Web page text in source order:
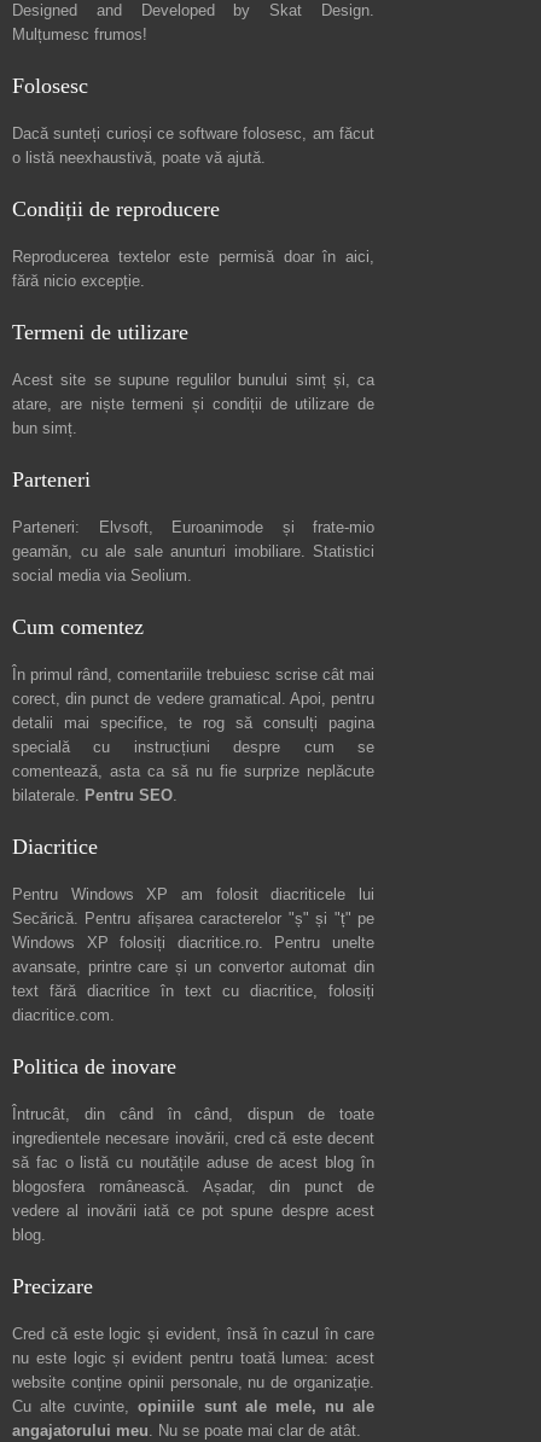
Designed and Developed by Skat Design.
Mulțumesc frumos!
Folosesc
Dacă sunteți curioși ce software folosesc, am făcut
o listă neexhaustivă, poate vă ajută.
Condiții de reproducere
Reproducerea textelor este permisă doar în aici,
fără nicio excepție.
Termeni de utilizare
Acest site se supune regulilor bunului simț și, ca
atare, are niștetermeni și condiții de utilizare de
bun simț.
Parteneri
Parteneri: Elvsoft, Euroanimode și frate-mio
geamăn, cu ale sale anunturi imobiliare. Statistici
social media via Seolium.
Cum comentez
În primul rând, comentariile trebuiesc scrise cât mai
corect, din punct de vedere gramatical. Apoi, pentru
detalii mai specifice, te rog să consulți pagina
specială cu instrucțiuni despre cum se
comentează, asta ca să nu fie surprize neplăcute
bilaterale. Pentru SEO.
Diacritice
Pentru Windows XP am folosit diacriticele lui
Secărică. Pentru afișarea caracterelor "ș" și "ț" pe
Windows XP folosiți diacritice.ro. Pentru unelte
avansate, printre care și un convertor automat din
text fără diacritice în text cu diacritice, folosiți
diacritice.com.
Politica de inovare
Întrucât, din când în când, dispun de toate
ingredientele necesare inovării, cred că este decent
să fac o listă cu noutățile aduse de acest blog în
blogosfera românească. Așadar, din punct de
vedere al inovării iată ce pot spune despre acest
blog.
Precizare
Cred că este logic și evident, însă în cazul în care
nu este logic și evident pentru toată lumea: acest
website conține opinii personale, nu de organizație.
Cu alte cuvinte,opiniile sunt ale mele, nu ale
angajatorului meu. Nu se poate mai clar de atât.